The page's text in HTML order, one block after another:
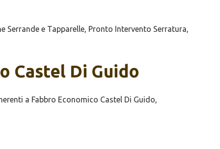
Serrande e Tapparelle, Pronto Intervento Serratura,
Castel Di Guido